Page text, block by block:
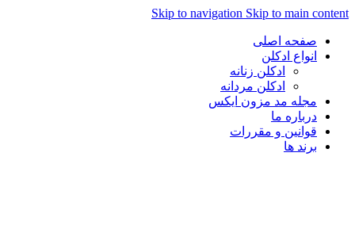
Skip to navigation Skip to main
صفحه اصلی
انواع ادکلن
ادکلن زنانه
ادکلن مردانه
مجله مد مزون ایکس
درباره ما
قوانین و مقررات
برند ها